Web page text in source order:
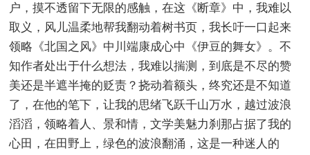
户，摸不透留下无限的感触，在这《断章》中，我难以
取义，风儿温柔地帮我翻动着树书页，我长吁一口起来
领略《北国之风》中川端康成心中《伊豆的舞女》。不
知作者处出于什么想法，我难以揣测，到底是不尽的赞
美还是半遮半掩的贬责？挠动着额头，终究还是不知道
了，在他的笔下，让我的思绪飞跃千山万水，越过波浪
滔滔，领略着人、景和情，文学美魅力刹那占据了我的
心田，在田野上，绿色的波浪翻涌，这是一种迷人的